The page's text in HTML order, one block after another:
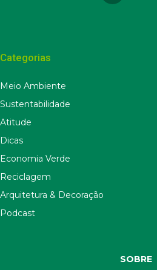
Categorias
Meio Ambiente
Sustentabilidade
Atitude
Dicas
Economia Verde
Reciclagem
Arquitetura & Decoração
Podcast
SOBRE